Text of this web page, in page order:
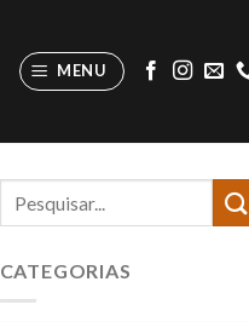
MENU
CATEGORIAS